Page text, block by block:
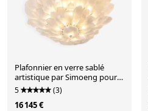
Plafonnier en verre sablé
artistique par Simoeng pour
Simoeng
5 (3)
16 145 €